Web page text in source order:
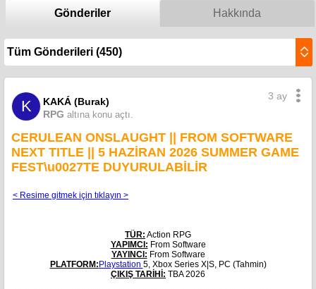
Gönderiler Hakkında
K
KAKÁ (Burak)
RPG altına konu açtı.
3 ay
CERULEAN ONSLAUGHT || FROM SOFTWARE
NEXT TITLE || 5 HAZİRAN 2026 SUMMER GAME
FEST\u0027TE DUYURULABİLİR
< Resime gitmek için tıklayın >
TÜR: Action RPG
YAPIMCI: From Software
YAYINCI: From Software
PLATFORM:Playstation 5, Xbox Series X|S, PC (Tahmin)
ÇIKIŞ TARİHİ: TBA 2026